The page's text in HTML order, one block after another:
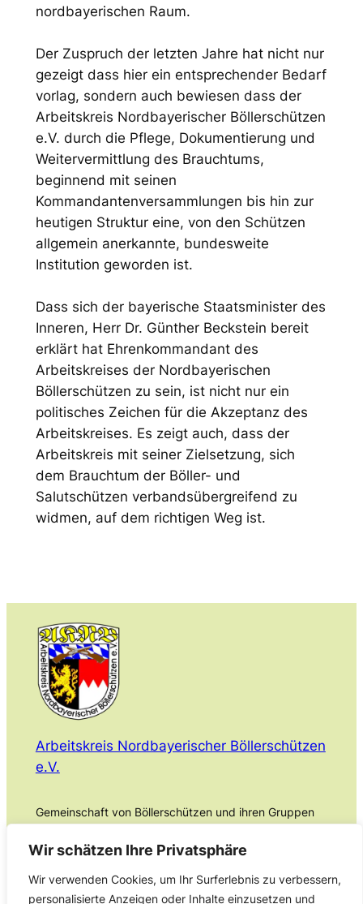
Wir schätzen Ihre Privatsphäre
Wir verwenden Cookies, um Ihr Surferlebnis zu verbessern,
personalisierte Anzeigen oder Inhalte einzusetzen und
nordbayerischen Raum.
Der Zuspruch der letzten Jahre hat nicht nur
gezeigt dass hier ein entsprechender Bedarf
vorlag, sondern auch bewiesen dass der
Arbeitskreis Nordbayerischer Böllerschützen
e.V. durch die Pflege, Dokumentierung und
Weitervermittlung des Brauchtums,
beginnend mit seinen
Kommandantenversammlungen bis hin zur
heutigen Struktur eine, von den Schützen
allgemein anerkannte, bundesweite
Institution geworden ist.
Dass sich der bayerische Staatsminister des
Inneren, Herr Dr. Günther Beckstein bereit
erklärt hat Ehrenkommandant des
Arbeitskreises der Nordbayerischen
Böllerschützen zu sein, ist nicht nur ein
politisches Zeichen für die Akzeptanz des
Arbeitskreises. Es zeigt auch, dass der
Arbeitskreis mit seiner Zielsetzung, sich
dem Brauchtum der Böller- und
Salutschützen verbandsübergreifend zu
widmen, auf dem richtigen Weg ist.
Arbeitskreis Nordbayerischer Böllerschützen
e.V.
Gemeinschaft von Böllerschützen und ihren Gruppen
Service
Downloads
Werbepartner
Datenschutz
Impressum
Datenschutzerklärung